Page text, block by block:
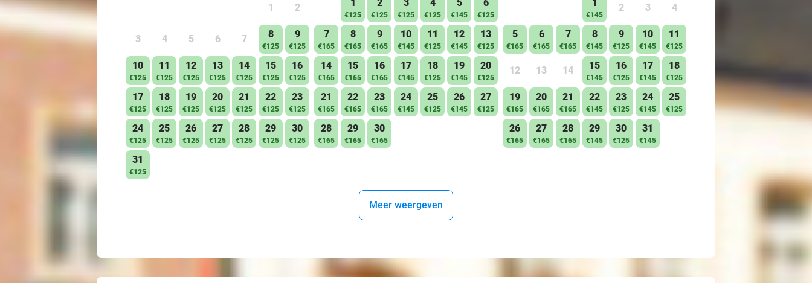
1 2
3 4 5 6 7 8
€125
9
€125
10
€125
11
€125
12
€125
13
€125
14
€125
15
€125
16
€125
17
€125
18
€125
19
€125
20
€125
21
€125
22
€125
23
€125
24
€125
25
€125
26
€125
27
€125
28
€125
29
€125
30
€125
31
€125
1
€125
2
€125
3
€125
4
€125
5
€145
6
€125
7
€165
8
€165
9
€165
10
€145
11
€125
12
€145
13
€125
14
€165
15
€165
16
€165
17
€145
18
€125
19
€145
20
€125
21
€165
22
€165
23
€165
24
€145
25
€125
26
€145
27
€125
28
€165
29
€165
30
€165
1
€145
2 3 4
5
€165
6
€165
7
€165
8
€145
9
€125
10
€145
11
€125
12 13 14 15
€145
16
€125
17
€145
18
€125
19
€165
20
€165
21
€165
22
€145
23
€125
24
€145
25
€125
26
€165
27
€165
28
€165
29
€145
30
€125
31
€145
Meer weergeven